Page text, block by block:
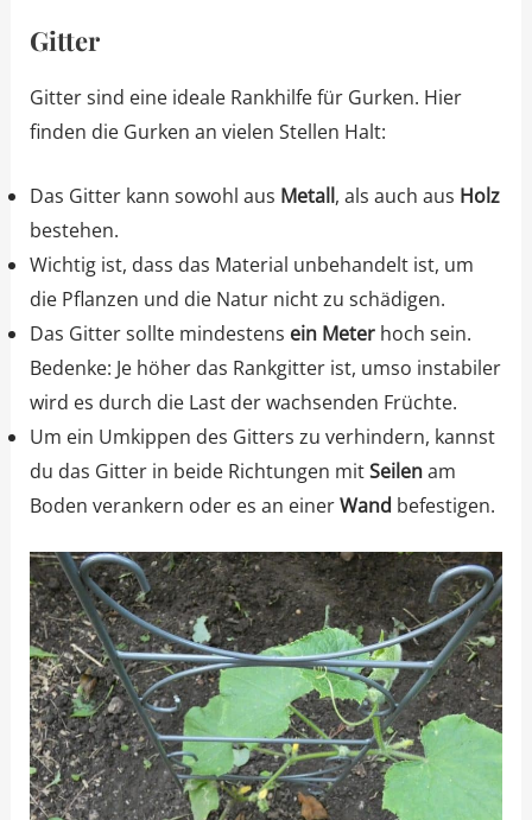
Gitter
Gitter sind eine ideale Rankhilfe für Gurken. Hier
finden die Gurken an vielen Stellen Halt:
Das Gitter kann sowohl aus Metall, als auch aus Holz
bestehen.
Wichtig ist, dass das Material unbehandelt ist, um
die Pflanzen und die Natur nicht zu schädigen.
Das Gitter sollte mindestens ein Meterhoch sein.
Bedenke: Je höher das Rankgitter ist, umso instabiler
wird es durch die Last der wachsenden Früchte.
Um ein Umkippen des Gitters zu verhindern, kannst
du das Gitter in beide Richtungen mitSeilenam
Boden verankern oder es an einerWand befestigen.